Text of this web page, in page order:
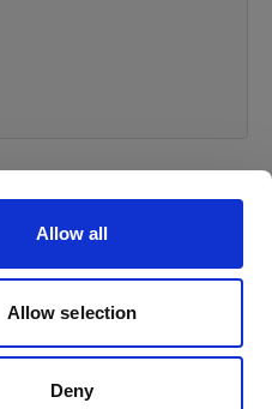
Allow all
Allow selection
Deny